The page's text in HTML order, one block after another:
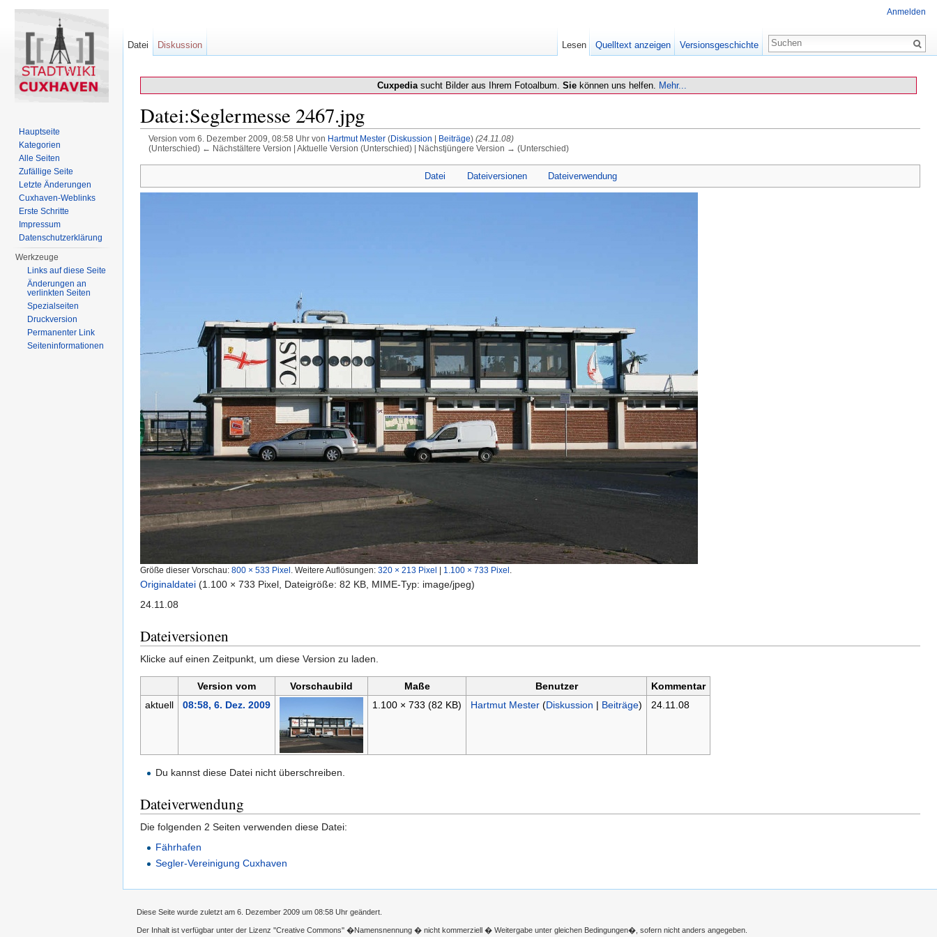
Cuxpediasucht Bilder aus Ihrem Fotoalbum. Sie können uns helfen. Mehr...
Datei:Seglermesse 2467.jpg
Version vom 6. Dezember 2009, 08:58 Uhr von Hartmut Mester (Diskussion | Beiträge) (24.11.08)
(Unterschied) ← Nächstältere Version | Aktuelle Version (Unterschied) | Nächstjüngere Version → (Unterschied)
Datei Dateiversionen Dateiverwendung
Größe dieser Vorschau: 800 × 533 Pixel Weitere Auflösungen: 320 × 213 Pixel | 1.100 × 733 Pixel
Originaldatei (1.100 × 733 Pixel, Dateigröße: 82 KB, MIME-Typ: image/jpeg)
24.11.08
Dateiversionen
Klicke auf einen Zeitpunkt, um diese Version zu laden.
Version vom Vorschaubild Maße Benutzer
Kommentar
aktuell
08:58, 6. Dez. 2009 1.100 × 733 (82 KB) Hartmut Mester (Diskussion | Beiträge) 24.11.08
Du kannst diese Datei nicht überschreiben.
Dateiverwendung
Die folgenden 2 Seiten verwenden diese Datei:
Fährhafen
Segler-Vereinigung Cuxhaven
Anmelden
Datei Diskussion Lesen Quelltext anzeigen Versionsgeschichte
Hauptseite
Kategorien
Alle Seiten
Zufällige Seite
Letzte Änderungen
Cuxhaven-Weblinks
Erste Schritte
Impressum
Datenschutzerklärung
Werkzeuge
Links auf diese Seite
Änderungen an
verlinkten Seiten
Spezialseiten
Druckversion
Permanenter Link
Seiten­informationen
Diese Seite wurde zuletzt am 6. Dezember 2009 um 08:58 Uhr geändert.
Der Inhalt ist verfügbar unter der Lizenz ''Creative Commons'' �Namensnennung � nicht kommerziell � Weitergabe unter gleichen Bedingungen�, sofern nicht anders angegeben.